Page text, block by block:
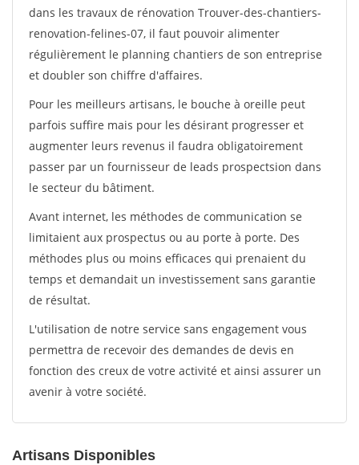
dans les travaux de rénovation Trouver-des-chantiers-
renovation-felines-07, il faut pouvoir alimenter
régulièrement le planning chantiers de son entreprise
et doubler son chiffre d'affaires.
Pour les meilleurs artisans, le bouche à oreille peut
parfois suffire mais pour les désirant progresser et
augmenter leurs revenus il faudra obligatoirement
passer par un fournisseur de leads prospectsion dans
le secteur du bâtiment.
Avant internet, les méthodes de communication se
limitaient aux prospectus ou au porte à porte. Des
méthodes plus ou moins efficaces qui prenaient du
temps et demandait un investissement sans garantie
de résultat.
L'utilisation de notre service sans engagement vous
permettra de recevoir des demandes de devis en
fonction des creux de votre activité et ainsi assurer un
avenir à votre société.
Artisans Disponibles